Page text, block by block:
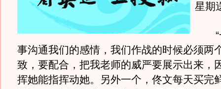
星期
“
事沟通我们的感情，我们作战的时候必须两
致，要配合，把我老师的威严要展示出来，
挥她能指挥动她。另外一个，佟文每天买完